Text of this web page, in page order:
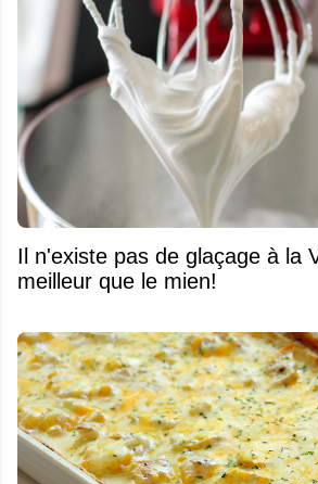
Il n'existe pas de glaçage à la
meilleur que le mien!